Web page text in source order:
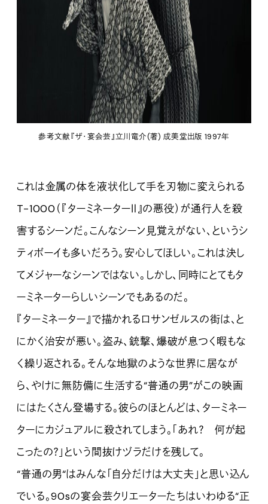
参考文献『ザ・宴会芸』立川竜介(著) 成美堂出版 1997年
これは金属の体を液状化して手を刃物に変えられる
T-1000（『ターミネーターⅡ』の悪役）が通行人を殺
害するシーンだ。こんなシーン見覚えがない、というシ
ティボーイも多いだろう。安心してほしい。これは決し
てメジャーなシーンではない。しかし、同時にとてもタ
ーミネーターらしいシーンでもあるのだ。
『ターミネーター』で描かれるロサンゼルスの街は、と
にかく治安が悪い。盗み、銃撃、爆破が息つく暇もな
く繰り返される。そんな地獄のような世界に居なが
ら、やけに無防備に生活する“普通の男”がこの映画
にはたくさん登場する。彼らのほとんどは、ターミネー
ターにカジュアルに殺されてしまう。「あれ？ 何が起
こったの？」という間抜けヅラだけを残して。
“普通の男“はみんな「自分だけは大丈夫」と思い込ん
でいる。90sの宴会芸クリエーターたちはいわゆる“正